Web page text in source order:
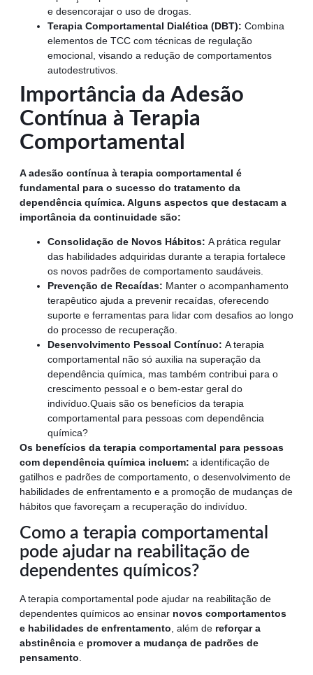
e desencorajar o uso de drogas.
Terapia Comportamental Dialética (DBT): Combina
elementos de TCC com técnicas de regulação
emocional, visando a redução de comportamentos
autodestrutivos.
Importância da Adesão
Contínua à Terapia
Comportamental
A adesão contínua à terapia comportamental é
fundamental para o sucesso do tratamento da
dependência química. Alguns aspectos que destacam a
importância da continuidade são:
Consolidação de Novos Hábitos: A prática regular
das habilidades adquiridas durante a terapia fortalece
os novos padrões de comportamento saudáveis.
Prevenção de Recaídas: Manter o acompanhamento
terapêutico ajuda a prevenir recaídas, oferecendo
suporte e ferramentas para lidar com desafios ao longo
do processo de recuperação.
Desenvolvimento Pessoal Contínuo: A terapia
comportamental não só auxilia na superação da
dependência química, mas também contribui para o
crescimento pessoal e o bem-estar geral do
indivíduo.Quais são os benefícios da terapia
comportamental para pessoas com dependência
química?
Os benefícios da terapia comportamental para pessoas
com dependência química incluem: a identificação de
gatilhos e padrões de comportamento, o desenvolvimento de
habilidades de enfrentamento e a promoção de mudanças de
hábitos que favoreçam a recuperação do indivíduo.
Como a terapia comportamental
pode ajudar na reabilitação de
dependentes químicos?
A terapia comportamental pode ajudar na reabilitação de
dependentes químicos ao ensinar novos comportamentos
e habilidades de enfrentamento, além de reforçar a
abstinência e promover a mudança de padrões de
pensamento.